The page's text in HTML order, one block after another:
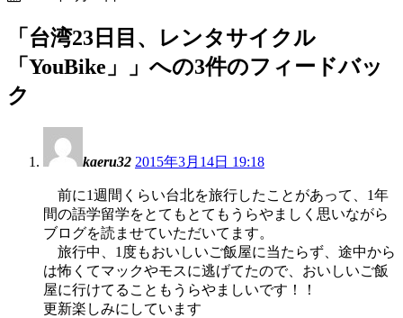
「 台湾23日目、レンタサイクル
「YouBike」
」への3件のフィードバッ
ク
kaeru32 2015年3月14日 19:18
前に1週間くらい台北を旅行したことがあって、1年
間の語学留学をとてもとてもうらやましく思いながら
ブログを読ませていただいてます。
旅行中、1度もおいしいご飯屋に当たらず、途中から
は怖くてマックやモスに逃げてたので、おいしいご飯
屋に行けてることもうらやましいです！！
更新楽しみにしています